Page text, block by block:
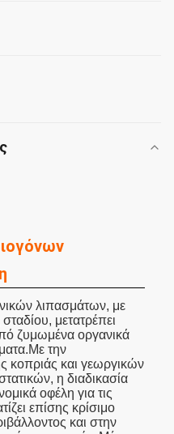
λιπασμάτων, με
μετατρέπει
ζυμωμένα οργανικά
την
κοπριάς και γεωργικών
η διαδικασία
οφέλη για τις
επίσης κρίσιμο
και στην